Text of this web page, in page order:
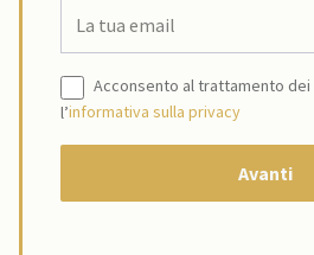
Acconsento al trattamento
l’informativa sulla privacy